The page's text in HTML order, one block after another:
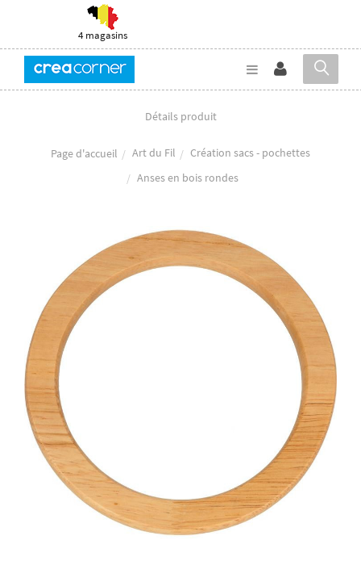
4 magasins
Détails produit
Page d'accueil Art du Fil
Création sacs - pochettes
Anses en bois rondes